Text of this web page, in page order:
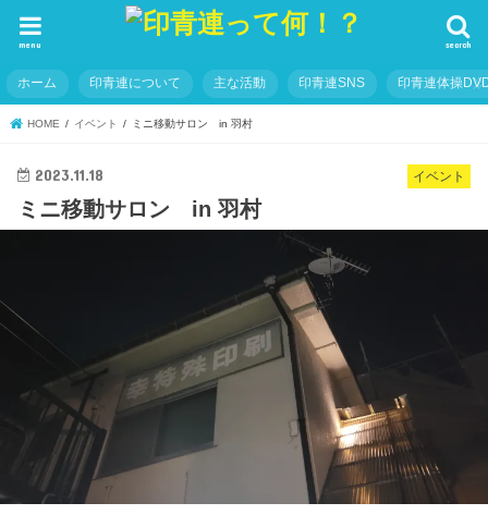
search
menu
ホーム 印青連について 主な活動 印青連SNS 印青連体操
HOME イベント ミニ移動サロン in 羽村
イベント
2023.11.18
ミニ移動サロン in 羽村